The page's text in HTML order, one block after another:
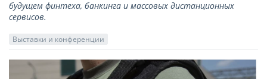
будущем финтеха, банкинга и массовых дистанционных
сервисов.
Выставки и конференции